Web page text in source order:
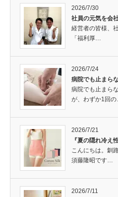
2026/7/30
社員の元気を会
経営者の皆様、
「福利厚…
2026/7/24
病院でも止まら
病院でも止まら
が、わずか1回の
2026/7/21
『夏の隠れ冷え
こんにちは。釧
須藤隆昭です…
2026/7/11